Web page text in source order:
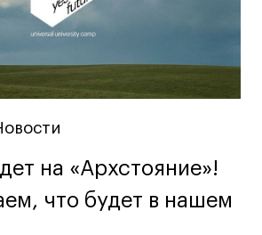
на «Архстояние»!
что будет в нашем